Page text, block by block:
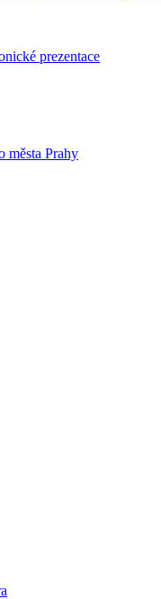
prezentace
města Prahy